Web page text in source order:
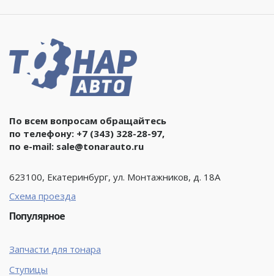
По всем вопросам обращайтесь
по телефону: +7 (343) 328-28-97,
по e-mail: sale@tonarauto.ru
623100, Екатеринбург, ул. Монтажников, д. 18А
Схема проезда
Популярное
Запчасти для тонара
Ступицы